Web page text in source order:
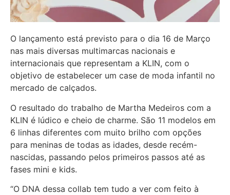
O lançamento está previsto para o dia 16 de Março
nas mais diversas multimarcas nacionais e
internacionais que representam a KLIN, com o
objetivo de estabelecer um case de moda infantil no
mercado de calçados.
O resultado do trabalho de Martha Medeiros com a
KLIN é lúdico e cheio de charme. São 11 modelos em
6 linhas diferentes com muito brilho com opções
para meninas de todas as idades, desde recém-
nascidas, passando pelos primeiros passos até as
fases mini e kids.
“O DNA dessa collab tem tudo a ver com feito à